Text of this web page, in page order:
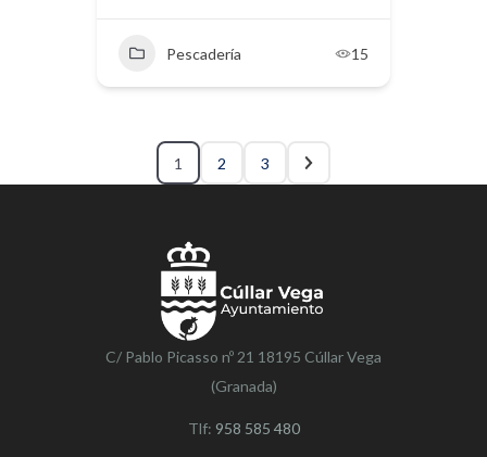
Pescadería 15
1 2 3
C/ Pablo Picasso nº 21 18195 Cúllar Vega
(Granada)
Tlf: 958 585 480